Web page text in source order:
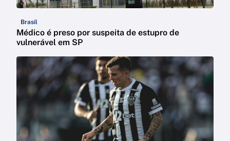
Brasil
Médico é preso por suspeita de estupro de
vulnerável em SP